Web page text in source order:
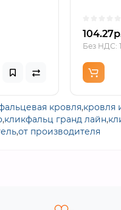
Без НДС:
кровля,кровля
,кликфальц гранд лайн,
,от производителя